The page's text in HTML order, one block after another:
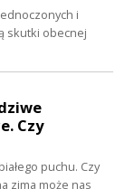
i
skutki obecnej
Czy
puchu. Czy
zima może nas